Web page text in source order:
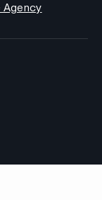
Agency